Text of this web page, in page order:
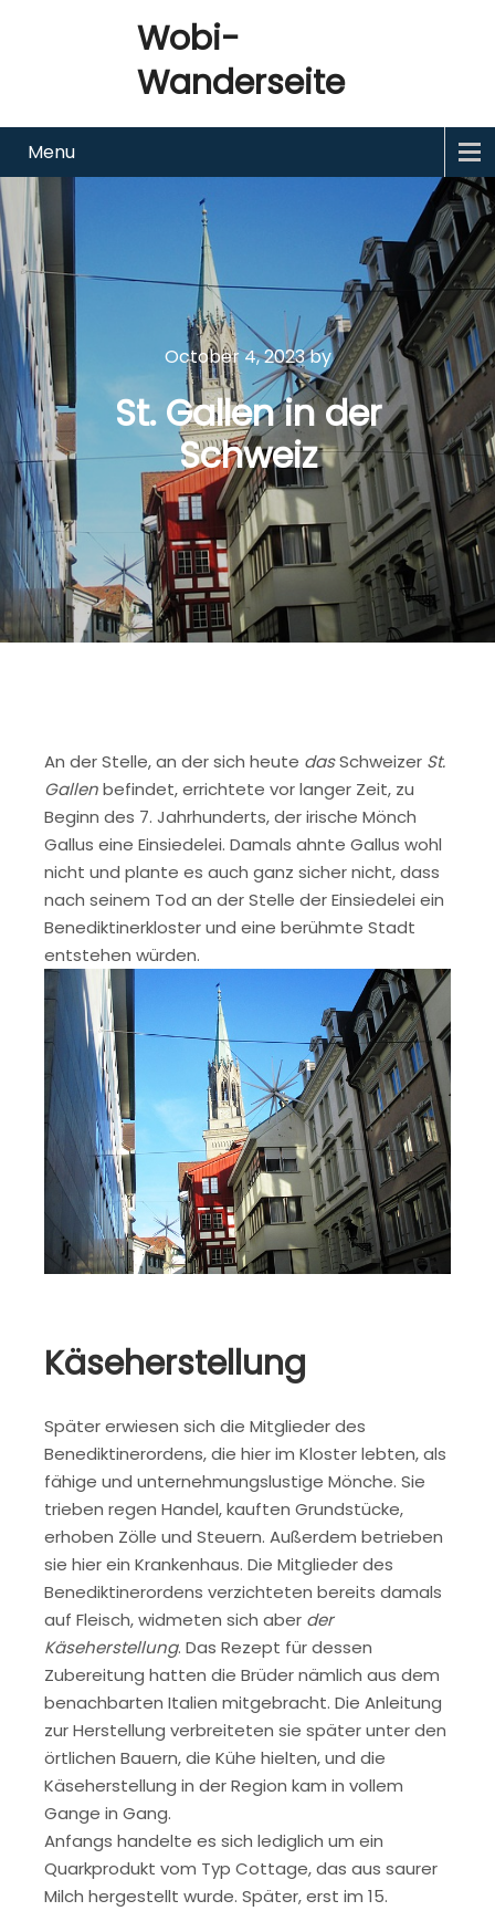
Wobi-
Wanderseite
Menu
October 4, 2023by
St. Gallen in der
Schweiz
An der Stelle, an der sich heute dasSchweizer St.
Gallenbefindet, errichtete vor langer Zeit, zu
Beginn des 7. Jahrhunderts, der irische Mönch
Gallus eine Einsiedelei. Damals ahnte Gallus wohl
nicht und plante es auch ganz sicher nicht, dass
nach seinem Tod an der Stelle der Einsiedelei ein
Benediktinerkloster und eine berühmte Stadt
entstehen würden.
Käseherstellung
Später erwiesen sich die Mitglieder des
Benediktinerordens, die hier im Kloster lebten, als
fähige und unternehmungslustige Mönche. Sie
trieben regen Handel, kauften Grundstücke,
erhoben Zölle und Steuern. Außerdem betrieben
sie hier ein Krankenhaus. Die Mitglieder des
Benediktinerordens verzichteten bereits damals
auf Fleisch, widmeten sich aber der
Käseherstellung. Das Rezept für dessen
Zubereitung hatten die Brüder nämlich aus dem
benachbarten Italien mitgebracht. Die Anleitung
zur Herstellung verbreiteten sie später unter den
örtlichen Bauern, die Kühe hielten, und die
Käseherstellung in der Region kam in vollem
Gange in Gang.
Anfangs handelte es sich lediglich um ein
Quarkprodukt vom Typ Cottage, das aus saurer
Milch hergestellt wurde. Später, erst im 15.